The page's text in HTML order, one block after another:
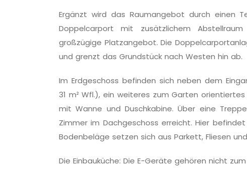
Ergänzt wird das Raumangebot durch einen
Doppelcarport mit zusätzlichem
großzügige Platzangebot. Die
und grenzt das Grundstück nach Westen hin ab.
Im Erdgeschoss befinden sich neben dem
31 m² Wfl.), ein weiteres zum Garten
mit Wanne und Duschkabine. Über eine
Zimmer im Dachgeschoss erreicht. Hier
Bodenbeläge setzen sich aus Parkett, Fliesen
Die Einbauküche: Die E-Geräte gehören nicht